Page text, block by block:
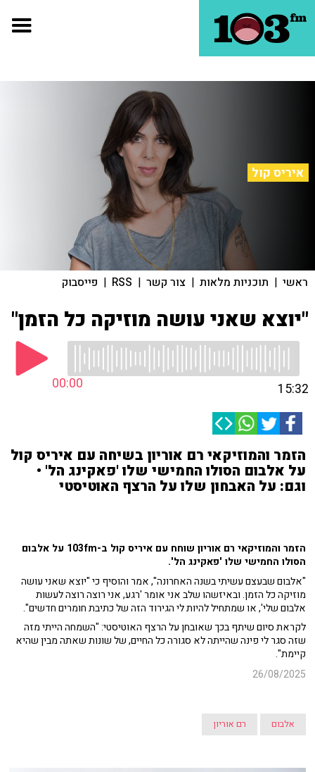
איריס קול
ראשי | תוכניות מלאות | צור קשר |
RSS
| פייסבוק
"יוצא שאני עושה מוזיקה כל הזמן"
00:00 15:32
הזמר והמוזיקאי רם אוריון בשיחה עם איריס קול
על אלבום הסולו החמישי שלו 'פאקינג הל' •
וגם: על האבחון שלו על הרצף האוטיסטי
הזמר והמוזיקאי רם אוריון שוחח עם איריס קול ב-103fm על אלבום
הסולו החמישי שלו 'פאקינג הל'.
"אלבום שבעצם עשיתי בשנה האחרונה", אמר והוסיף כי "יוצא שאני עושה
מוזיקה כל הזמן. ובאיזשהו שלב אני אומר 'רגע, אני רוצה רוצה לעשות
אלבום שלי', או שמתחיל להיות לי הגירוד הזה של כתיבת חומרים חדשים".
לקראת סיום שיתף בכך שאובחן על הרצף האוטיסטי: "השמחה הייתי מזה
שזה סגר לי פינה שהייתה לא סגורה כל החיים, של שונות שאתה מבין שהיא
קיימת".
26/08/2025
אלבום רם אוריון